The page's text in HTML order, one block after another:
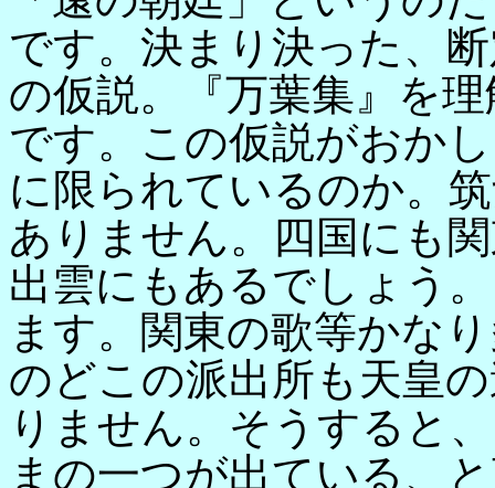
です。決まり決った、
の仮説。『万葉集』を
です。この仮説がおか
に限られているのか。
ありません。四国にも
出雲にもあるでしょう
ます。関東の歌等かな
のどこの派出所も天皇
りません。そうすると
まの一つが出ている、